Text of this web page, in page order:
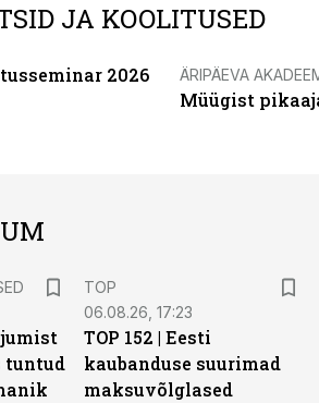
JA KOOLITUSED
2026 ÄRIPÄEVA
Müügist
tuntud
TOP
06.08.26, 17:23
TOP 152 | Eesti
kaubanduse suurimad
maksuvõlglased